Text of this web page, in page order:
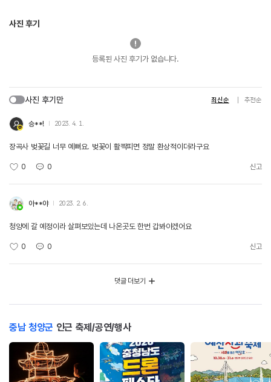
사진 후기
등록된 사진 후기가 없습니다.
사진 후기만 최신순 추천순
승**! 2023. 4. 1.
장곡사 벚꽃길 너무 예뻐요. 벚꽃이 활짝피면 정말 환상적이더라구요
0 0 신고
아**야 2023. 2. 6.
청양에 갈 예정이라 살펴보았는데 나온곳도 한번 갑봐야겠어요
0 0 신고
댓글 더보기
충남 청양군 인근 축제/공연/행사